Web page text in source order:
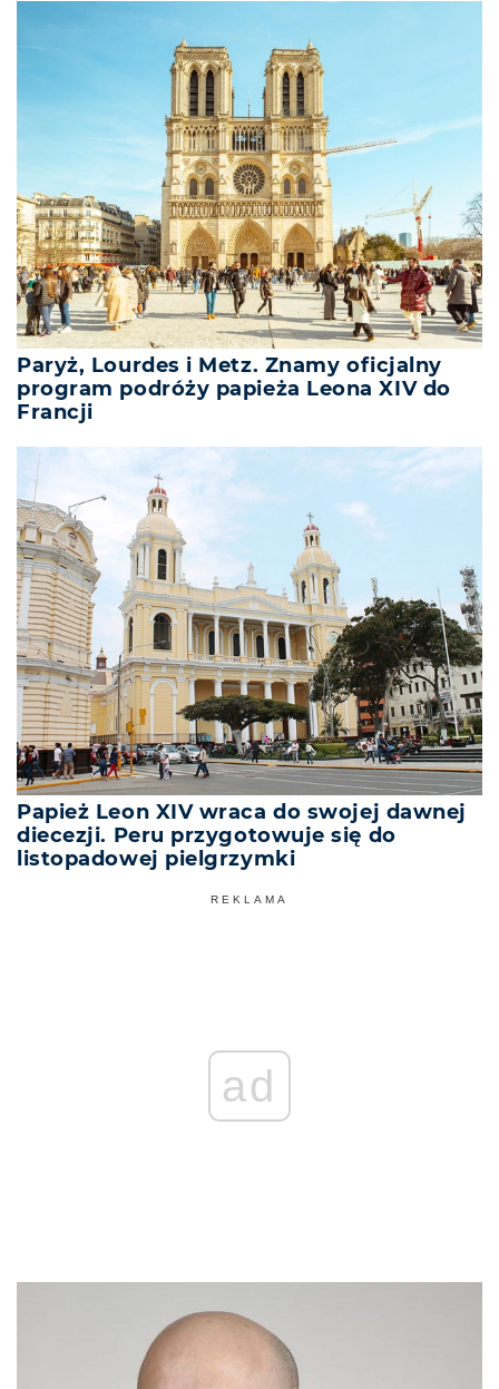
Paryż, Lourdes i Metz. Znamy oficjalny
program podróży papieża Leona XIV do
Francji
Papież Leon XIV wraca do swojej dawnej
diecezji. Peru przygotowuje się do
listopadowej pielgrzymki
REKLAMA
ad